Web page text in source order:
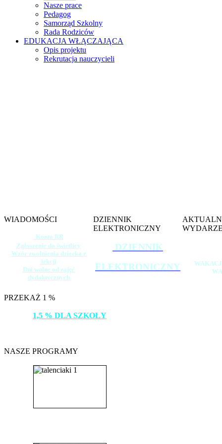
Nasze prace
Pedagog
Samorząd Szkolny
Rada Rodziców
EDUKACJA WŁĄCZAJĄCA
Opis projektu
Rekrutacja nauczycieli
WIADOMOŚCI
Konto RR
Zgłoszenie do świetlicy
Wzór zwolnienia dziecka z
lekcji
Dni wolne od zajęć
dydaktycznych
DZIENNIK
ELEKTRONICZNY
DZIENNIK
ELEKTRONICZNY
PRZEKAŻ 1 %
1,5 % DLA SZKOŁY
NASZE PROGRAMY